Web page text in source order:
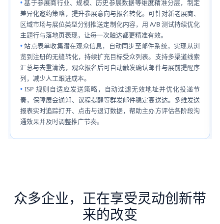
基于参展商行业、规模、历史参展数据等维度精准分层，制定
差异化邀约策略，提升参展意向与报名转化。可针对新老展商、
区域市场与展位类型分别推送定制化内容，用 A/B 测试持续优化
主题行与落地页表现，让每一次触达都更精准有效。
站点表单收集潜在观众信息，自动同步至邮件系统，实现从浏
览到注册的无缝转化，持续扩充目标受众列表。支持多渠道线索
汇总与去重清洗，观众报名后可自动触发确认邮件与展前提醒序
列，减少人工跟进成本。
ISP 规则自适应发送策略，自动过滤无效地址并优化投递节
奏，保障展会通知、议程提醒等群发邮件稳定高送达。多维发送
报表实时追踪打开、点击与退订数据，帮助主办方评估各阶段沟
通效果并及时调整推广节奏。
众多企业，正在享受灵动创新带
来的改变